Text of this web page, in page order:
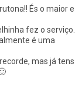
És o maior e
fez o serviço.
é uma
mas já tens